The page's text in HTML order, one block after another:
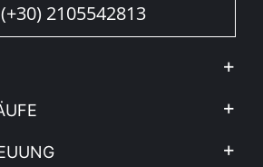
(+30) 2105542813
Nachrichten